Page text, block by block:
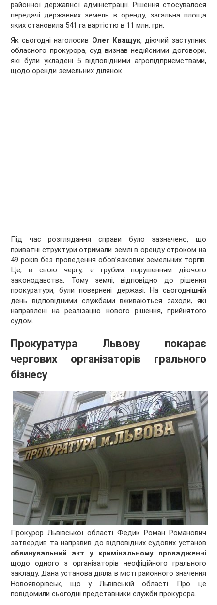
районної державної адміністрації. Рішення стосувалося
передачі державних земель в оренду, загальна площа
яких становила 541 га вартістю в 11 млн. грн.
Як сьогодні наголосив Олег Кващук, діючий заступник
обласного прокурора, суд визнав недійсними договори,
які були укладені 5 відповідними агропідприємствами,
щодо оренди земельних ділянок.
Під час розглядання справи було зазначено, що
приватні структури отримали землі в оренду строком на
49 років без проведення обов’язкових земельних торгів.
Це, в свою чергу, є грубим порушенням діючого
законодавства. Тому землі, відповідно до рішення
прокуратури, були повернені державі. На сьогоднішній
день відповідними службами вживаються заходи, які
направлені на реалізацію нового рішення, прийнятого
судом.
Прокуратура Львову покарає
чергових організаторів грального
бізнесу
Прокурор Львівської області Федик Роман Романович
затвердив та направив до відповідних судових установ
обвинувальний акт у кримінальному провадженні
щодо одного з організаторів неофіційного грального
закладу. Дана установа діяла в місті районного значення
Новояворівськ, що у Львівській області. Про це
повідомили сьогодні представники служби прокурора.